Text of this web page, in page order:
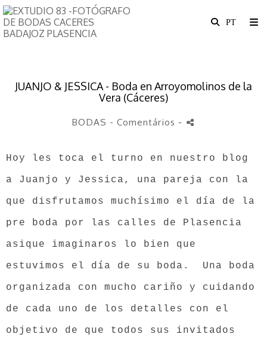
JUANJO & JESSICA - Boda en Arroyomolinos de la
Vera (Cáceres)
BODAS - Comentários -
Hoy les toca el turno en nuestro blog
a Juanjo y Jessica, una pareja con la
que disfrutamos muchísimo el día de la
pre boda por las calles de Plasencia
asique imaginaros lo bien que
estuvimos el día de su boda. Una boda
organizada con mucho cariño y cuidando
de cada uno de los detalles con el
objetivo de que todos sus invitados